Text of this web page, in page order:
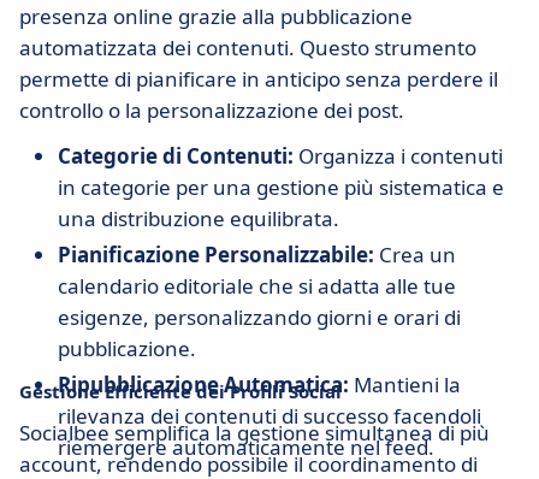
presenza online grazie alla pubblicazione
automatizzata dei contenuti. Questo strumento
permette di pianificare in anticipo senza perdere il
controllo o la personalizzazione dei post.
Categorie di Contenuti: Organizza i contenuti
in categorie per una gestione più sistematica e
una distribuzione equilibrata.
Pianificazione Personalizzabile: Crea un
calendario editoriale che si adatta alle tue
esigenze, personalizzando giorni e orari di
pubblicazione.
Ripubblicazione Automatica: Mantieni la
rilevanza dei contenuti di successo facendoli
riemergere automaticamente nel feed.
Gestione Efficiente dei Profili Social
Socialbee semplifica la gestione simultanea di più
account, rendendo possibile il coordinamento di